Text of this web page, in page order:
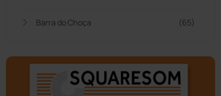
Barra do Choça (65)
Bom Jesus da Lapa (505)